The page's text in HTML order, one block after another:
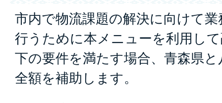
市内で物流課題の解決に向けて
行うために本メニューを利用し
下の要件を満たす場合、青森県
全額を補助します。